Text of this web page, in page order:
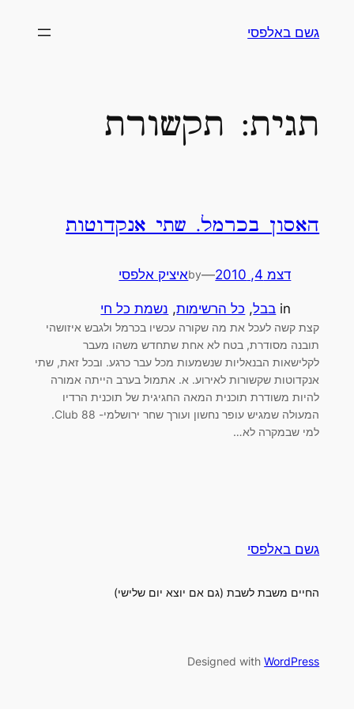
לתוכןגשם באלפסי
תגית: תקשורת
האסון בכרמל. שתי אנקדוטות
דצמ 4, 2010 —
byאיציק אלפסי
in בבל, כל הרשימות, נשמת כל חי
קצת קשה לעכל את מה שקורה עכשיו בכרמל ולגבש איזושהי
תובנה מסודרת, בטח לא אחת שתחדש משהו מעבר
לקלישאות הבנאליות שנשמעות מכל עבר כרגע. ובכל זאת, שתי
אנקדוטות שקשורות לאירוע. א. אתמול בערב הייתה אמורה
להיות משודרת תוכנית המאה החגיגית של תוכנית הרדיו
המעולה שמגיש עופר נחשון ועורך שחר ירושלמי- Club 88.
למי שבמקרה לא…
גשם באלפסי
החיים משבת לשבת (גם אם יוצא יום שלישי)
Designed withWordPress